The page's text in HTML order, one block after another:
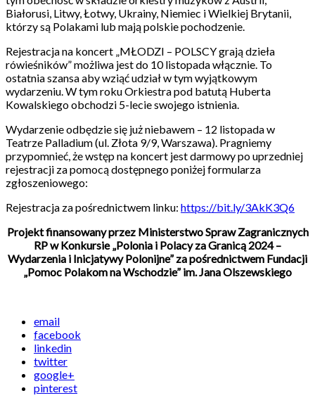
Białorusi, Litwy, Łotwy, Ukrainy, Niemiec i Wielkiej Brytanii,
którzy są Polakami lub mają polskie pochodzenie.
Rejestracja na koncert „MŁODZI – POLSCY grają dzieła
rówieśników” możliwa jest do 10 listopada włącznie. To
ostatnia szansa aby wziąć udział w tym wyjątkowym
wydarzeniu. W tym roku Orkiestra pod batutą Huberta
Kowalskiego obchodzi 5-lecie swojego istnienia.
Wydarzenie odbędzie się już niebawem – 12 listopada w
Teatrze Palladium (ul. Złota 9/9, Warszawa). Pragniemy
przypomnieć, że wstęp na koncert jest darmowy po uprzedniej
rejestracji za pomocą dostępnego poniżej formularza
zgłoszeniowego:
Rejestracja za pośrednictwem linku: https://bit.ly/3AkK3Q6
Projekt finansowany przez Ministerstwo Spraw Zagranicznych
RP w Konkursie „Polonia i Polacy za Granicą 2024 –
Wydarzenia i Inicjatywy Polonijne” za pośrednictwem Fundacji
„Pomoc Polakom na Wschodzie” im. Jana Olszewskiego
email
facebook
linkedin
twitter
google+
pinterest